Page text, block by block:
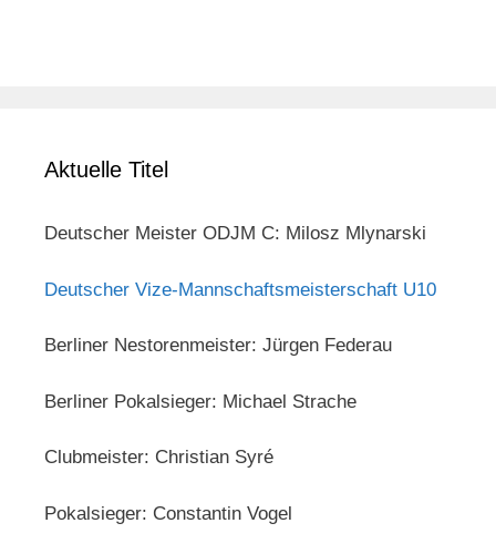
Aktuelle Titel
Deutscher Meister ODJM C: Milosz Mlynarski
Deutscher Vize-Mannschaftsmeisterschaft U10
Berliner Nestorenmeister: Jürgen Federau
Berliner Pokalsieger: Michael Strache
Clubmeister: Christian Syré
Pokalsieger: Constantin Vogel